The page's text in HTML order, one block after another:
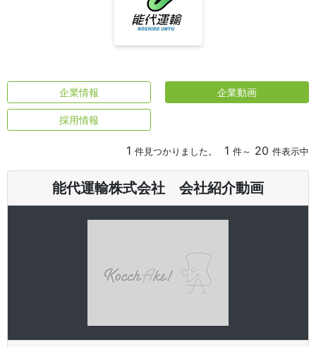
企業情報 企業動画
採用情報
1 件見つかりました。 1 件～ 20 件表示中
能代運輸株式会社 会社紹介動画